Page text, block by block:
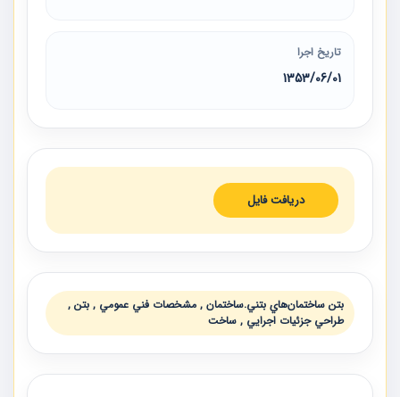
تاریخ اجرا
1353/06/01
دریافت فایل
بتن ساختمان‌هاي بتني.ساختمان , مشخصات فني عمومي , بتن ,
طراحي جزئيات اجرايي , ساخت